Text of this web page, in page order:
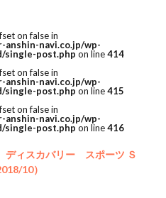
on false in
anshin-navi.co.jp/wp-
single-post.php on line414
on false in
anshin-navi.co.jp/wp-
single-post.php on line415
on false in
anshin-navi.co.jp/wp-
single-post.php on line416
ィスカバリー スポーツ Ｓ
10）